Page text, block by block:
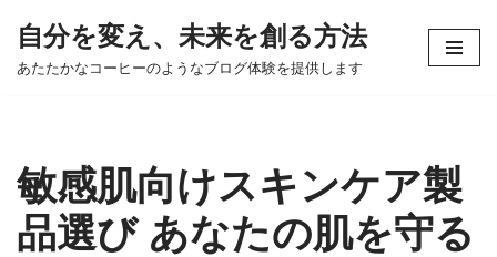
コ
ツ
へ
ス
キ
自分を変え、未来を創る方法
あたたかなコーヒーのようなブログ体験を提供します
敏感肌向けスキンケア製
品選び あなたの肌を守る